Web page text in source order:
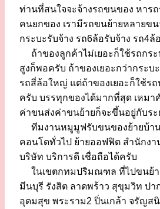
ท่านที่สนใจจะจ้างรถขนของ หาร
คนยกของ เรามีรถขนย้ายหลายข
กระบะรับจ้าง รถ6ล้อรับจ้าง รถ4
ถ้าของลูกค้าไม่เยอะก็ใช้รถกระ
สูงก็พอครับ ถ้าของเยอะกว่ากระบ
รถสี่ล้อใหญ่ แต่ถ้าของเยอะก็ใช้รถ
ครับ บรรทุกของได้มากที่สุด เหมา
ค่าขนส่งค่าขนย้ายก็จะขึ้นอยู่กับระ
ทีมงานหมูมูฟรับขนของย้ายบ้าน
คอนโดทั่วไป ย้ายออฟฟิต สำนักงา
บริษัท บริการดี เชื่อถือได้ครับ
ในเขตกทมปริมณฑล ที่ไปขนย้า
มีนบุรี รังสิต ลาดพร้าว สุขุมวิท ปา
อุดมสุข พระราม2 ปิ่นเกล้า จรัญส